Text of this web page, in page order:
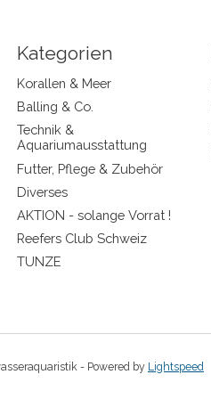
Kategorien
Korallen & Meer
Balling & Co.
Technik &
Aquariumausstattung
Futter, Pflege & Zubehör
Diverses
AKTION - solange Vorrat !
Reefers Club Schweiz
TUNZE
- Powered by Lightspeed